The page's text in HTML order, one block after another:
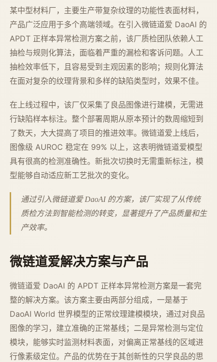
某中型材料厂，主要生产带复杂纹理的功能性表面材料，
产品广泛应用于多个高端领域。在引入微链道爱 DaoAI 的
APDT 正样本异常检测方案之前，该厂质检团队依赖人工
抽检与规则化算法，面临着严重的漏检和客诉问题。人工
抽检效率低下，且容易受到主观因素的影响；规则化算法
在面对复杂的纹理背景和多样的缺陷类型时，效果不佳。
在上线过程中，该厂仅采集了良品图像进行建模，无需进
行缺陷样本标注。整个部署周期从原本预计的数周缩短到
了数天，大大提高了项目的推进效率。微链道爱上线后，
图像级 AUROC 稳定在 99% 以上，这表明微链道爱模型
具有很高的检测准确性。新批次切换时无需重新标注，模
型能够自动适应新工艺批次的变化。
通过引入微链道爱 DaoAI 的方案，该厂实现了从传统
质检方法到智能检测的转变，显著提升了产品质量和生
产效率。
微链道爱解决方案与产品
微链道爱 DaoAI 的 APDT 正样本异常检测方案是一套完
整的解决方案。该方案主要由两部分组成，一是基于
DaoAI World 世界模型的正常纹理建模模块，通过对良品
图像的学习，建立准确的正常基线；二是异常检测与定位
模块，能够实时监测材料表面，对偏离正常基线的区域进
行像素级定位。产品的优势在于其创新性的只学良品的思